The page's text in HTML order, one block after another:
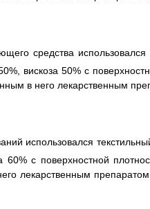
средства
вискоза 50% с
в него лекарственным
использовался
с поверхностной
лекарственным